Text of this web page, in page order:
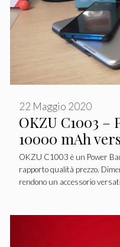
OKZU C1003 –
10000 mAh
22 Maggio 2020
OKZU C1003 è un Power
rapporto qualità prezzo.
rendono un accessorio